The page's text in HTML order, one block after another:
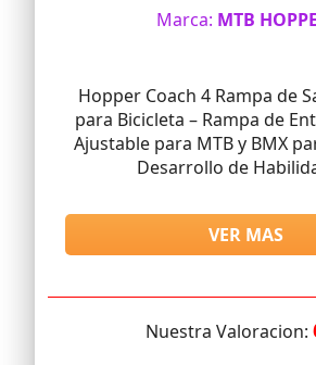
Marca: MTB
Hopper Coach 4 Rampa de
para Bicicleta – Rampa de
Ajustable para MTB y BMX
Desarrollo de
VER MAS
Nuestra Valoracion: